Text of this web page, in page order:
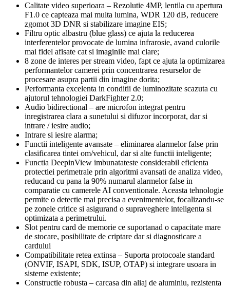
Calitate video superioara – Rezolutie 4MP, lentila cu apertura
F1.0 ce capteaza mai multa lumina, WDR 120 dB, reducere
zgomot 3D DNR si stabilizare imagine EIS;
Filtru optic albastru (blue glass) ce ajuta la reducerea
interferentelor provocate de lumina infrarosie, avand culorile
mai fidel afisate cat si imaginile mai clare;
8 zone de interes per stream video, fapt ce ajuta la optimizarea
performantelor camerei prin concentrarea resurselor de
procesare asupra partii din imagine dorita;
Performanta excelenta in conditii de luminozitate scazuta cu
ajutorul tehnologiei DarkFighter 2.0;
Audio bidirectional – are microfon integrat pentru
inregistrarea clara a sunetului si difuzor incorporat, dar si
intrare / iesire audio;
Intrare si iesire alarma;
Functii inteligente avansate – eliminarea alarmelor false prin
clasificarea tintei om/vehicul, dar si alte functii inteligente;
Functia DeepinView imbunatateste considerabil eficienta
protectiei perimetrale prin algoritmi avansati de analiza video,
reducand cu pana la 90% numarul alarmelor false in
comparatie cu camerele AI conventionale. Aceasta tehnologie
permite o detectie mai precisa a evenimentelor, focalizandu-se
pe zonele critice si asigurand o supraveghere inteligenta si
optimizata a perimetrului.
Slot pentru card de memorie ce suportanad o capacitate mare
de stocare, posibilitate de criptare dar si diagnosticare a
cardului
Compatibilitate retea extinsa – Suporta protocoale standard
(ONVIF, ISAPI, SDK, ISUP, OTAP) si integrare usoara in
sisteme existente;
Constructie robusta – carcasa din aliaj de aluminiu, rezistenta